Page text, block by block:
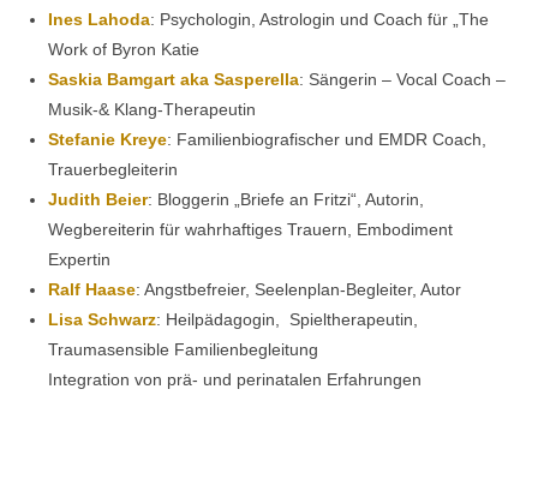
Ines Lahoda: Psychologin, Astrologin und Coach für „The
Work of Byron Katie
Saskia Bamgart aka Sasperella: Sängerin – Vocal Coach –
Musik-& Klang-Therapeutin
Stefanie Kreye: Familienbiografischer und EMDR Coach,
Trauerbegleiterin
Judith Beier: Bloggerin „Briefe an Fritzi“, Autorin,
Wegbereiterin für wahrhaftiges Trauern, Embodiment
Expertin
Ralf Haase: Angstbefreier, Seelenplan-Begleiter, Autor
Lisa Schwarz: Heilpädagogin, Spieltherapeutin,
Traumasensible Familienbegleitung
Integration von prä- und perinatalen Erfahrungen